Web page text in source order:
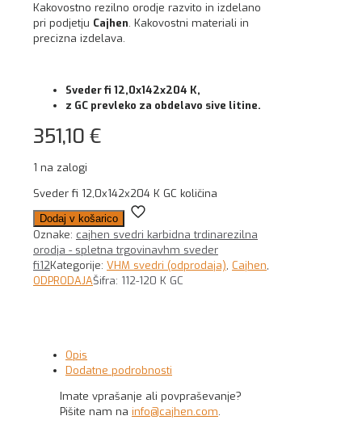
Kakovostno rezilno orodje razvito in izdelano
pri podjetju Cajhen. Kakovostni materiali in
precizna izdelava.
Sveder fi 12,0x142x204 K,
z GC prevleko za obdelavo sive litine.
351,10 €
1 na zalogi
Sveder fi 12,0x142x204 K GC količina
Dodaj v košarico
Oznake: cajhen svedri karbidna trdinarezilna
orodja - spletna trgovinavhm sveder
fi12Kategorije: VHM svedri (odprodaja), Cajhen,
ODPRODAJAŠifra: 112-120 K GC
Opis
Dodatne podrobnosti
Imate vprašanje ali povpraševanje?
Pišite nam na info@cajhen.com.